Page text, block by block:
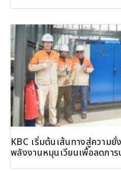
KBC เริ่มต้นเส้นทางสู่ความ
พลังงานหมุนเวียนเพื่อลดการ